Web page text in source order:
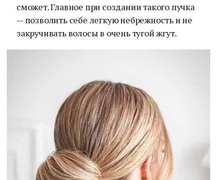
сможет. Главное при создании такого пучка
— позволить себе легкую небрежность и не
закручивать волосы в очень тугой жгут.